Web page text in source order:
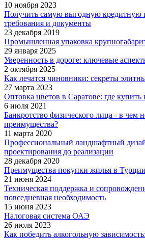
10 ноября 2023
Получить самую выгодную кредитную
требования и документы
23 декабря 2019
Промышленная упаковка
29 января 2025
Уверенность в дороге: ключевые
2 октября 2025
Как лечатся чиновники: секреты
27 марта 2023
Оптовка цветов в Саратове: где купить
6 июля 2021
Банкротство физического лица - в чем
преимущества?
11 марта 2020
Профессиональный ландшафтный
проектирования до реализации
28 декабря 2020
Преимущества покупки жилья в Турции
21 июня 2024
Техническая поддержка и
повседневная необходимость
15 июня 2023
Налоговая система ОАЭ
26 июля 2023
Как победить алкогольную